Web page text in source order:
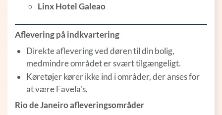
Linx Hotel Galeao
Aflevering på indkvartering
Direkte aflevering ved døren til din bolig,
medmindre området er svært tilgængeligt.
Køretøjer kører ikke ind i områder, der anses for
at være Favela's.
Rio de Janeiro afleveringsområder